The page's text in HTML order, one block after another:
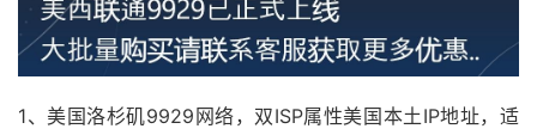
1、美国洛杉矶9929网络，双ISP属性美国本土IP地址，适